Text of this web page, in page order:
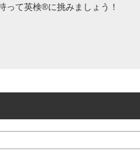
って英検®に挑みましょう！